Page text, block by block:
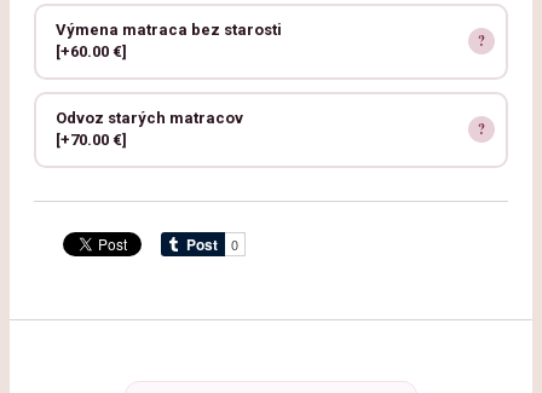
Výmena matraca bez starosti
[+60.00 €]
Odvoz starých matracov
[+70.00 €]